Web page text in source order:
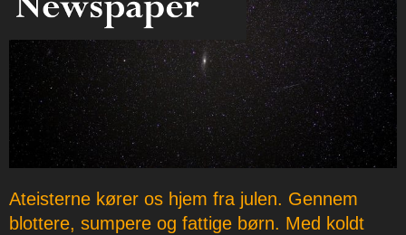
Ateisterne kører os hjem fra julen. Gennem
blottere, sumpere og fattige børn. Med koldt